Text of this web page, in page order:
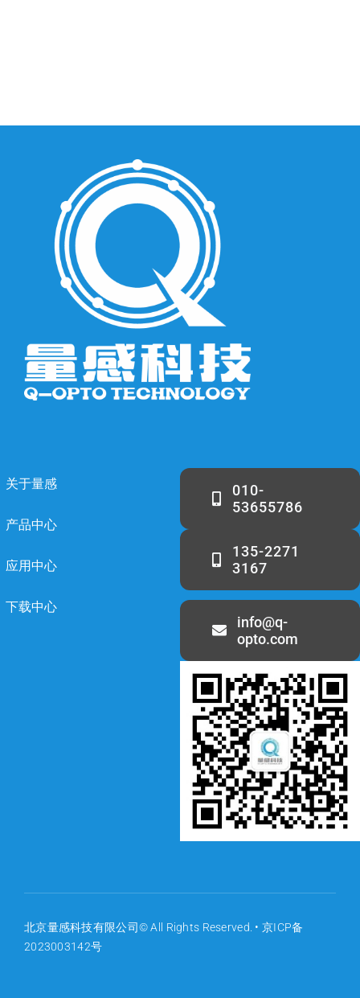
关于量感
产品中心
应用中心
下载中心
010-
53655786
135-2271
3167
info@q-
opto.com
北京量感科技有限公司© All Rights Reserved. • 京ICP备
2023003142号